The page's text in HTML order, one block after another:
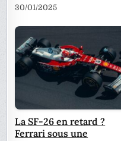
30/01/2025
La SF-26 en retard ?
Ferrari sous une